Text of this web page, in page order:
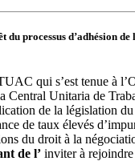
processus d’adhésion
qui s’est tenue à
Central Unitaria de
de la législation
de taux élevés
du droit à la
de l’ inviter à